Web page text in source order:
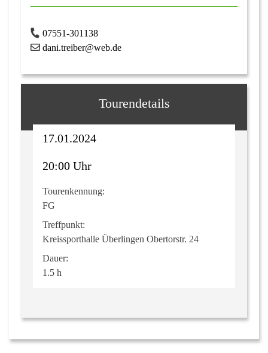
07551-301138
dani.treiber@web.de
Tourendetails
17.01.2024
20:00 Uhr
Tourenkennung:
FG
Treffpunkt:
Kreissporthalle Überlingen Obertorstr. 24
Dauer:
1.5 h